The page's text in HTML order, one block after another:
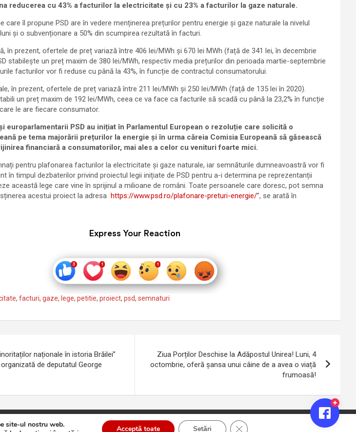
reducerea cu 43% a facturilor la electricitate și cu 23% a facturilor la gaze naturale.
care îl propune PSD are în vedere menținerea prețurilor pentru energie și gaze naturale la nivelul
și o subvenționare a 50% din scumpirea rezultată în facturi.
în prezent, ofertele de preț variază între 406 lei/MWh și 670 lei MWh (față de 341 lei, în decembrie
stabilește un preț maxim de 380 lei/MWh, respectiv media prețurilor din perioada martie-septembrie
facturilor vor fi reduse cu până la 43%, în funcție de contractul consumatorului.
în prezent, ofertele de preț variază între 211 lei/MWh și 250 lei/MWh (față de 135 lei în 2020).
un preț maxim de 192 lei/MWh, ceea ce va face ca facturile să scadă cu până la 23,2% în funcție
le are fiecare consumator.
europarlamentarii PSD au inițiat în Parlamentul European o rezoluție care solicită o
pe tema majorării prețurilor la energie și în urma căreia Comisia Europeană să găsească
financiară a consumatorilor, mai ales a celor cu venituri foarte mici.
pentru plafonarea facturilor la electricitate și gaze naturale, iar semnăturile dumneavoastră vor fi
în timpul dezbaterilor privind proiectul legii inițiate de PSD pentru a-i determina pe reprezentanții
această lege care vine în sprijinul a milioane de români. Toate persoanele care doresc, pot semna
acestui proiect la adresa https://www.psd.ro/plafonare-preturi-energie/”, se arată în
Express Your Reaction
, facturi, gaze, lege, petitie, proiect, psd, semnaturi
naționale în istoria Brăilei”
de deputatul George
Ziua Porților Deschise la Adăpostul Unirea! Luni, 4
octombrie, oferă șansa unui câine de a avea o viață
frumoasă!
Proudly Powered by: WordPress
site-ul nostru web.
Acceptă toate Setări Close GDPR Cookie Banner